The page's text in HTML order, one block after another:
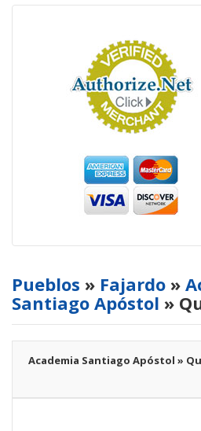
Pueblos » Fajardo »
Santiago Apóstol »
Academia Santiago Apóstol »